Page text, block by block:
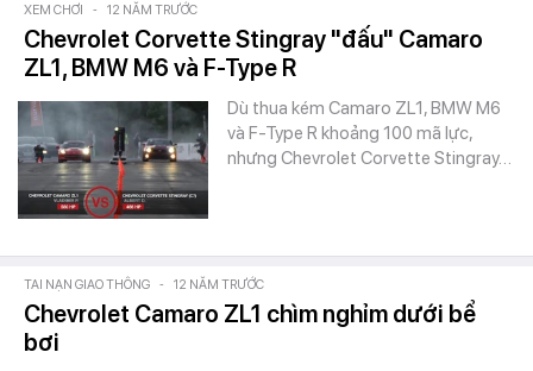
XEM CHƠI - 12 NĂM TRƯỚC
Chevrolet Corvette Stingray "đấu" Camaro
ZL1, BMW M6 và F-Type R
Dù thua kém Camaro ZL1, BMW M6
và F-Type R khoảng 100 mã lực,
nhưng Chevrolet Corvette Stingray…
TAI NẠN GIAO THÔNG - 12 NĂM TRƯỚC
Chevrolet Camaro ZL1 chìm nghỉm dưới bể
bơi